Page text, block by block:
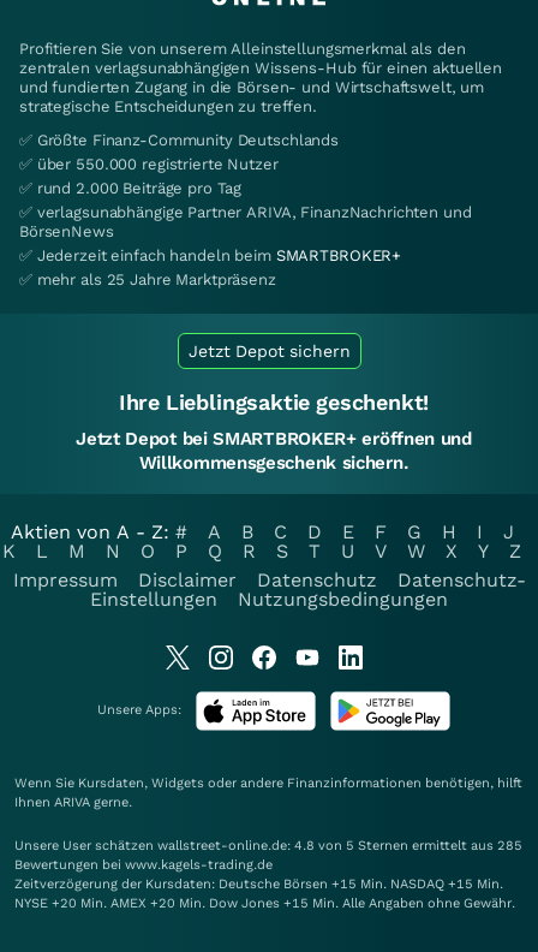
Profitieren Sie von unserem Alleinstellungsmerkmal als den
zentralen verlagsunabhängigen Wissens-Hub für einen aktuellen
und fundierten Zugang in die Börsen- und Wirtschaftswelt, um
strategische Entscheidungen zu treffen.
✅ Größte Finanz-Community Deutschlands
✅ über 550.000 registrierte Nutzer
✅ rund 2.000 Beiträge pro Tag
✅ verlagsunabhängige Partner ARIVA, FinanzNachrichten und
BörsenNews
✅ Jederzeit einfach handeln beim SMARTBROKER+
✅ mehr als 25 Jahre Marktpräsenz
Jetzt Depot sichern
Ihre Lieblingsaktie geschenkt!
Jetzt Depot bei SMARTBROKER+ eröffnen und
Willkommensgeschenk sichern.
Aktien von A - Z: # A B C D E F G H I
J
K
L M N O P Q R S T U V W X Y
Z
Impressum
Disclaimer Datenschutz
Datenschutz-
Einstellungen
Nutzungsbedingungen
Unsere Apps:
Wenn Sie Kursdaten, Widgets oder andere Finanzinformationen benötigen, hilft
Ihnen ARIVA gerne.
Unsere User schätzen wallstreet-online.de: 4.8 von 5 Sternen ermittelt aus 285
Bewertungen bei www.kagels-trading.de
Zeitverzögerung der Kursdaten: Deutsche Börsen +15 Min. NASDAQ +15 Min.
NYSE +20 Min. AMEX +20 Min. Dow Jones +15 Min. Alle Angaben ohne Gewähr.